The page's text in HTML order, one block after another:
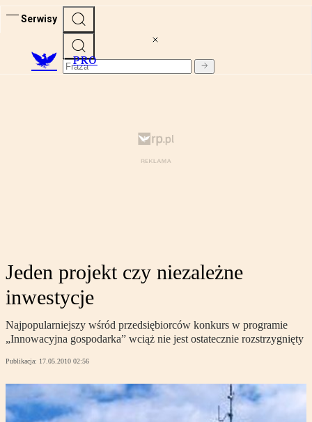
Serwisy
PRO
Jeden projekt czy niezależne
inwestycje
Najpopularniejszy wśród przedsiębiorców konkurs w programie
„Innowacyjna gospodarka” wciąż nie jest ostatecznie rozstrzygnięty
Publikacja: 17.05.2010 02:56